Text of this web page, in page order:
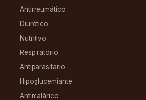
Antirreumático
Diurético
Nutritivo
Respiratorio
Antiparasitario
Hipoglucemiante
Antimalárico